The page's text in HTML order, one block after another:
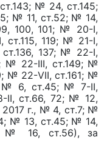
№ 24, ст.145;
№ 11, ст.52; № 14,
100, 101; № 20-I,
ст.115, 119; № 21-I,
137; № 22-I,
№ 22-III, ст.149; №
№ 22-VII, ст.161; №
№ 6, ст.45; № 7-II,
ст.66, 72; № 12,
г., № 4, ст.7; №
№ 13, ст.45; № 14,
16, ст.56), за